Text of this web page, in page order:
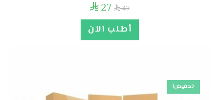
47
27
أطلب الآن
تخفيض!